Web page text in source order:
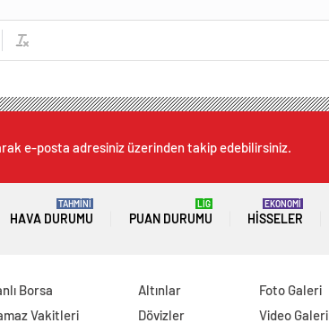
e-posta adresiniz üzerinden takip edebilirsiniz.
HAVA DURUMU
TAHMİNİ
PUAN DURUMU
LİG
HISSELER
EKONOMİ
Borsa
Vakitleri
Altınlar
Dövizler
Foto Galeri
Video Galeri